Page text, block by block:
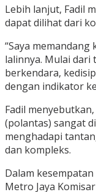
Lebih lanjut, Fadil
dapat dilihat dari
“Saya
lalinnya. Mulai
berkendara,
dengan indikator
Fadil
(polantas) sangat
menghadapi
dan kompleks.
Dalam
Metro Jaya